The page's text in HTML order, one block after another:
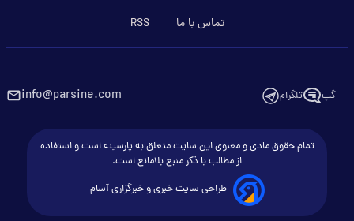
تماس با ما RSS
گپ تلگرام info@parsine.com
تمام حقوق مادی و معنوی این سایت متعلق به پارسینه است و استفاده
از مطالب با ذکر منبع بلامانع است.
طراحی سایت خبری و خبرگزاری آسام